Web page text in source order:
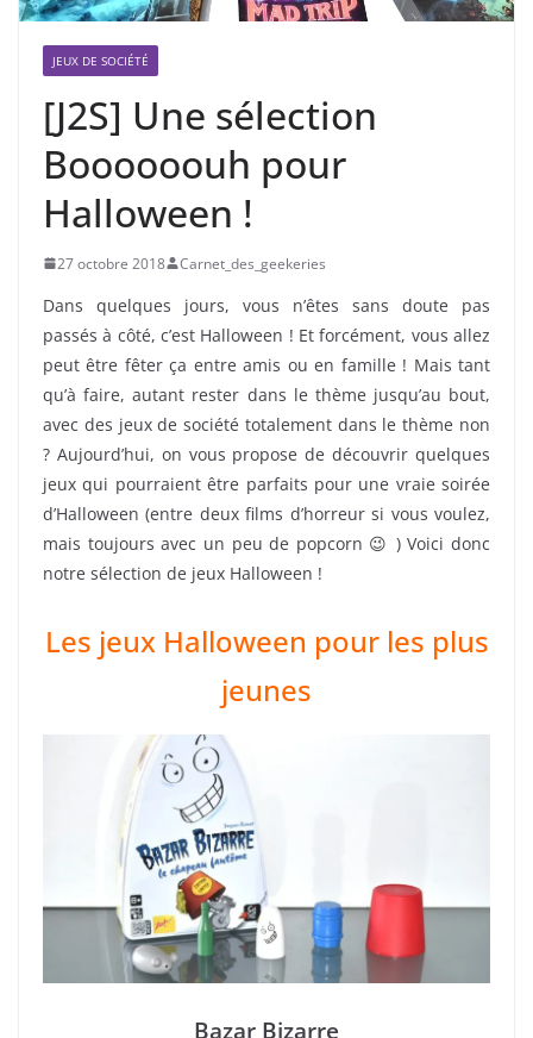
JEUX DE SOCIÉTÉ
[J2S] Une sélection
Boooooouh pour
Halloween !
27 octobre 2018 Carnet_des_geekeries
Dans quelques jours, vous n’êtes sans doute pas
passés à côté, c’est Halloween ! Et forcément, vous allez
peut être fêter ça entre amis ou en famille ! Mais tant
qu’à faire, autant rester dans le thème jusqu’au bout,
avec des jeux de société totalement dans le thème non
? Aujourd’hui, on vous propose de découvrir quelques
jeux qui pourraient être parfaits pour une vraie soirée
d’Halloween (entre deux films d’horreur si vous voulez,
mais toujours avec un peu de popcorn 😉 ) Voici donc
notre sélection de jeux Halloween !
Les jeux Halloween pour les plus
jeunes
Bazar Bizarre